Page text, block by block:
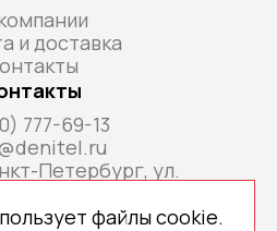
и доставка
777-69-13
Петербург, ул.
офис 213Афайлы cookie.